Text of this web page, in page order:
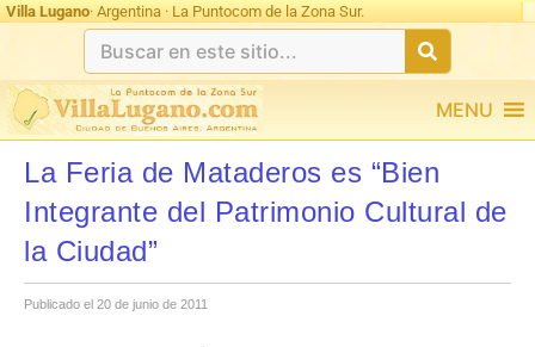
Villa Lugano· Argentina · La Puntocom de la Zona Sur.
MENU
La Feria de Mataderos es “Bien
Integrante del Patrimonio Cultural de
la Ciudad”
Publicado el 20 de junio de 2011